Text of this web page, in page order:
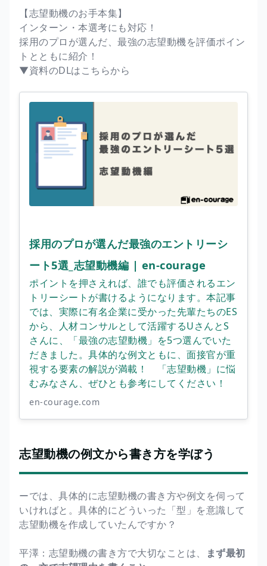
【志望動機のお手本集】
インターン・本選考にも対応！
採用のプロが選んだ、最強の志望動機を評価ポイン
トとともに紹介！
▼資料のDLはこちらから
採用のプロが選んだ最強のエントリーシ
ート5選_志望動機編 | en-courage
ポイントを押さえれば、誰でも評価されるエン
トリーシートが書けるようになります。本記事
では、実際に有名企業に受かった先輩たちのES
から、人材コンサルとして活躍するUさんとS
さんに、「最強の志望動機」を5つ選んでいた
だきました。具体的な例文ともに、面接官が重
視する要素の解説が満載！ 「志望動機」に悩
むみなさん、ぜひとも参考にしてください！
en-courage.com
志望動機の例文から書き方を学ぼう
ーでは、具体的に志望動機の書き方や例文を伺って
いければと。具体的にどういった「型」を意識して
志望動機を作成していたんですか？
平澤：志望動機の書き方で大切なことは、
まず最初